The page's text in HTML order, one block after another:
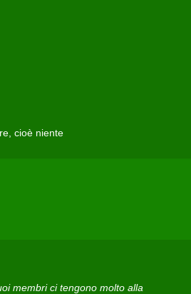
cioè niente
membri ci tengono molto alla